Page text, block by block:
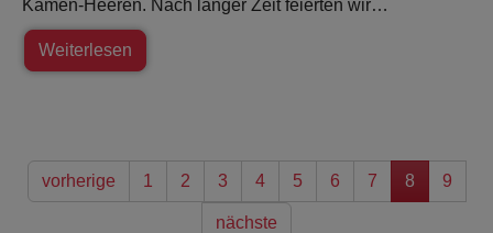
Kamen-Heeren. Nach langer Zeit feierten wir…
Weiterlesen
vorherige 1 2 3 4 5 6 7 8 9
nächste